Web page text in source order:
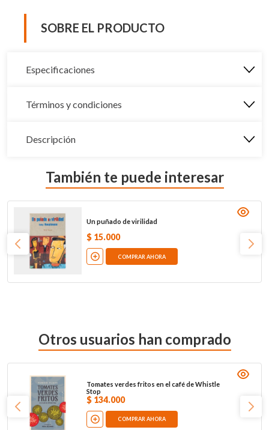
SOBRE EL PRODUCTO
Especificaciones
Términos y condiciones
Descripción
También te puede interesar
Un puñado de virilidad
$ 15.000
COMPRAR AHORA
Otros usuarios han comprado
Tomates verdes fritos en el café de Whistle
Stop
$ 134.000
COMPRAR AHORA